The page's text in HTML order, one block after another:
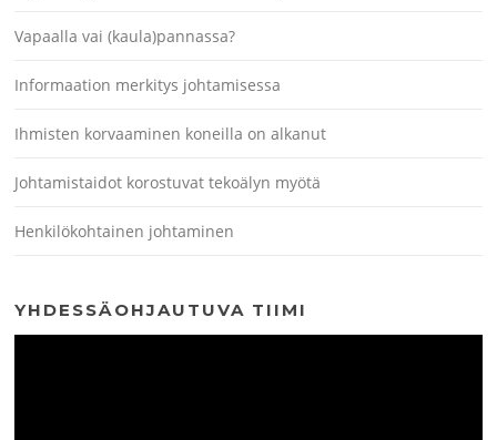
Vapaalla vai (kaula)pannassa?
Informaation merkitys johtamisessa
Ihmisten korvaaminen koneilla on alkanut
Johtamistaidot korostuvat tekoälyn myötä
Henkilökohtainen johtaminen
YHDESSÄOHJAUTUVA TIIMI